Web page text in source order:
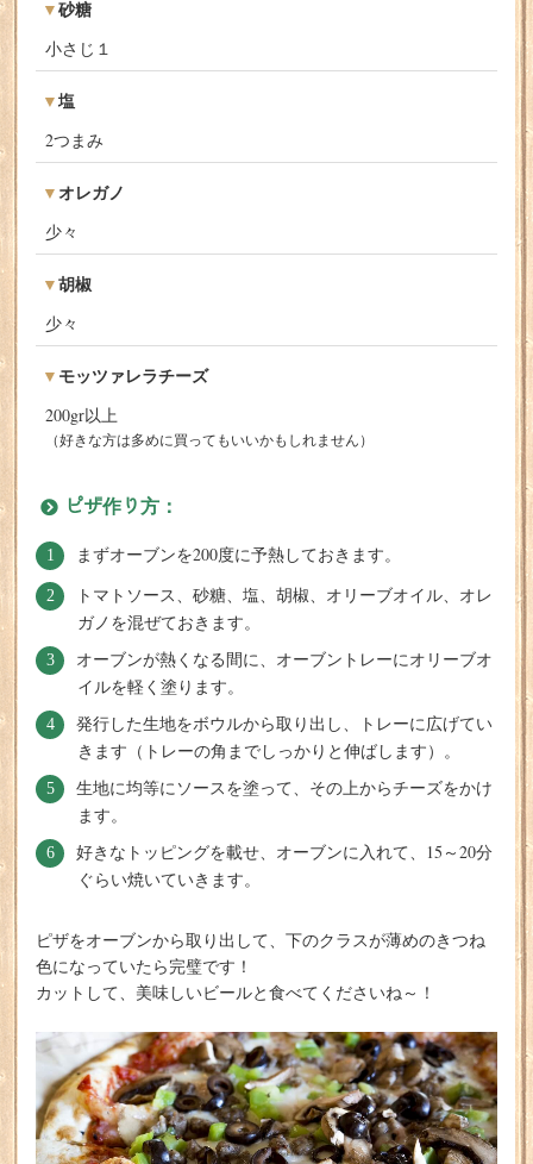
砂糖
小さじ１
塩
2つまみ
オレガノ
少々
胡椒
少々
モッツァレラチーズ
200gr以上
（好きな方は多めに買ってもいいかもしれません）
ピザ作り方：
まずオーブンを200度に予熱しておきます。
トマトソース、砂糖、塩、胡椒、オリーブオイル、オレ
ガノを混ぜておきます。
オーブンが熱くなる間に、オーブントレーにオリーブオ
イルを軽く塗ります。
発行した生地をボウルから取り出し、トレーに広げてい
きます（トレーの角までしっかりと伸ばします）。
生地に均等にソースを塗って、その上からチーズをかけ
ます。
好きなトッピングを載せ、オーブンに入れて、15～20分
ぐらい焼いていきます。
ピザをオーブンから取り出して、下のクラスが薄めのきつね
色になっていたら完璧です！
カットして、美味しいビールと食べてくださいね～！